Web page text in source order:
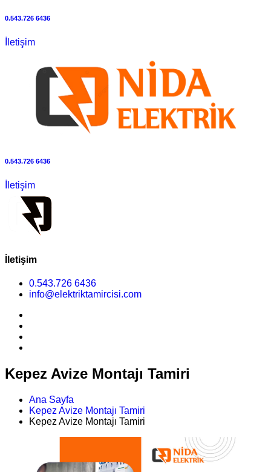
0.543.726 6436
İletişim
0.543.726 6436
İletişim
İletişim
0.543.726 6436
info@elektriktamircisi.com
Kepez Avize Montajı Tamiri
Ana Sayfa
Kepez Avize Montajı Tamiri
Kepez Avize Montajı Tamiri